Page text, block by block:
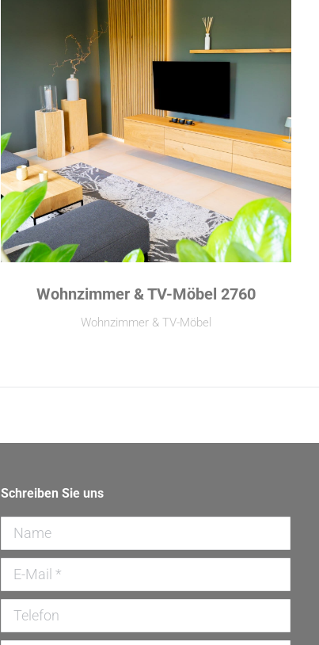
Wohnzimmer & TV-Möbel 2760
Wohnzimmer & TV-Möbel
Schreiben Sie uns
Name
E-Mail *
Telefon